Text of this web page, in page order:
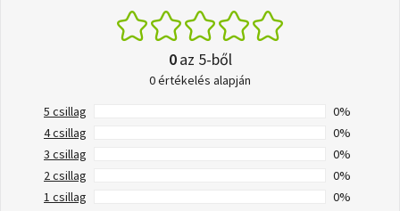
0az 5-ből
0 értékelés alapján
5 csillag
0%
4 csillag
0%
3 csillag
0%
2 csillag
0%
1 csillag
0%